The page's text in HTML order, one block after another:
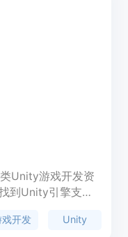
Unity游戏开发资
到Unity引擎支持
审核,质量有保证。
戏开发 Unity